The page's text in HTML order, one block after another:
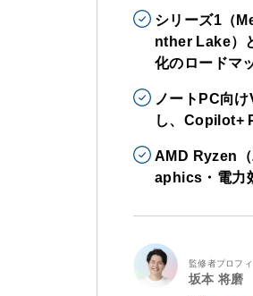
シリーズ1（
nther Lake）
化のロードマ
ノートPC向
し、Copilot+
AMD Ryzen
aphics・電力
監修者プロフ
坂本 将磨